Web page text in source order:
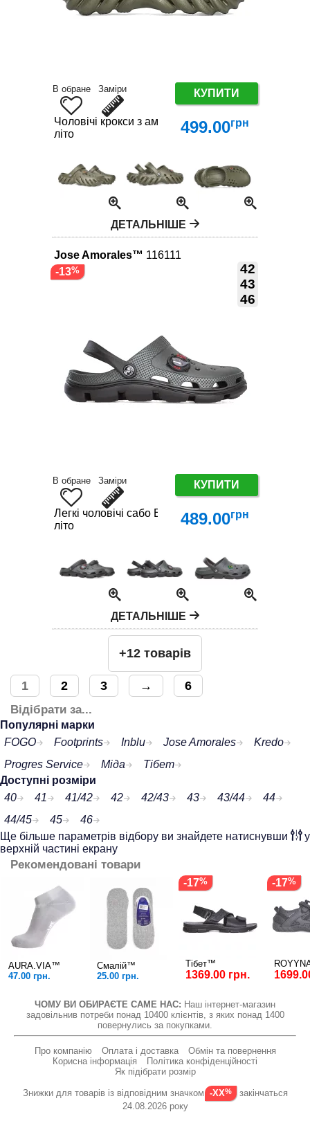
В обране Заміри КУПИТИ
Чоловічі крокси з амортизацією — Найлегше
літо
499.00грн
ДЕТАЛЬНІШЕ
Jose Amorales™ 116111
42
43
46
В обране Заміри КУПИТИ
Легкі чоловічі сабо EVA для літа | Комфортні
літо
489.00грн
-13
ДЕТАЛЬНІШЕ
+12 товарів
1 2 3 →
6
Відібрати за...
Популярні марки
FOGO
Footprints Inblu Jose Amorales
Kredo
Progres Service
Міда
Тібет
Доступні розміри
40
41 41/42 42 42/43 43 43/44
44
44/45
45
46
Ще більше параметрів відбору ви знайдете натиснувши
у
верхній частині екрану
Рекомендовані товари
AURA.VIA™
47.00 грн.
Смалій™
25.00 грн.
-17
Тібет™
1369.00 грн.
-17
ЧОМУ ВИ ОБИРАЄТЕ САМЕ НАС: Наш інтернет-магазин
задовільнив потреби понад 10400 клієнтів, з яких понад 1400
повернулись за покупками.
Про компанію Оплата і доставка
Обмін та повернення
Корисна інформація
Політика конфіденційності
Як підібрати розмір
Знижки для товарів із відповідним значком -XX
закінчаться
24.08.2026 року